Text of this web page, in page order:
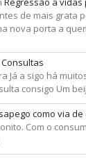
de mais grata
nova porta a
Consultas
Já a sigo há
consigo Um
como via de
Com o